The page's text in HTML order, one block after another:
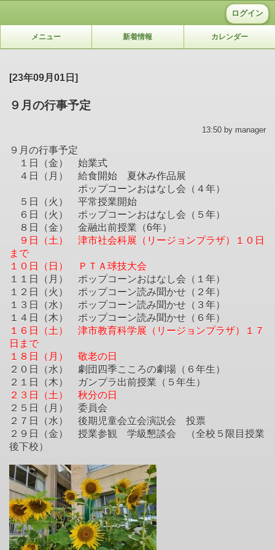
ログイン
メニュー 新着情報 カレンダー
[23年09月01日]
９月の行事予定
13:50 by manager
９月の行事予定
１日（金） 始業式
４日（月） 給食開始 夏休み作品展
ポップコーンおはなし会（４年）
５日（火） 平常授業開始
６日（火） ポップコーンおはなし会（５年）
８日（金） 金融出前授業（6年）
９日（土） 津市社会科展（リージョンプラザ）１０日
まで
１０日（日） ＰＴＡ球技大会
１１日（月） ポップコーンおはなし会（１年）
１２日（火） ポップコーン読み聞かせ（２年）
１３日（水） ポップコーン読み聞かせ（３年）
１４日（木） ポップコーン読み聞かせ（６年）
１６日（土） 津市教育科学展（リージョンプラザ）１７
日まで
１８日（月） 敬老の日
２０日（水） 劇団四季こころの劇場（６年生）
２１日（木） ガンプラ出前授業（５年生）
２３日（土） 秋分の日
２５日（月） 委員会
２７日（水） 後期児童会立会演説会 投票
２９日（金） 授業参観 学級懇談会 （全校５限目授業
後下校）